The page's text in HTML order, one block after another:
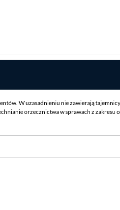
W uzasadnieniu nie zawierają
orzecznictwa w sprawach z